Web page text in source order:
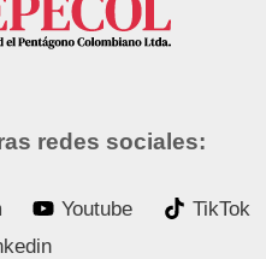
redes sociales:
Youtube
TikTok